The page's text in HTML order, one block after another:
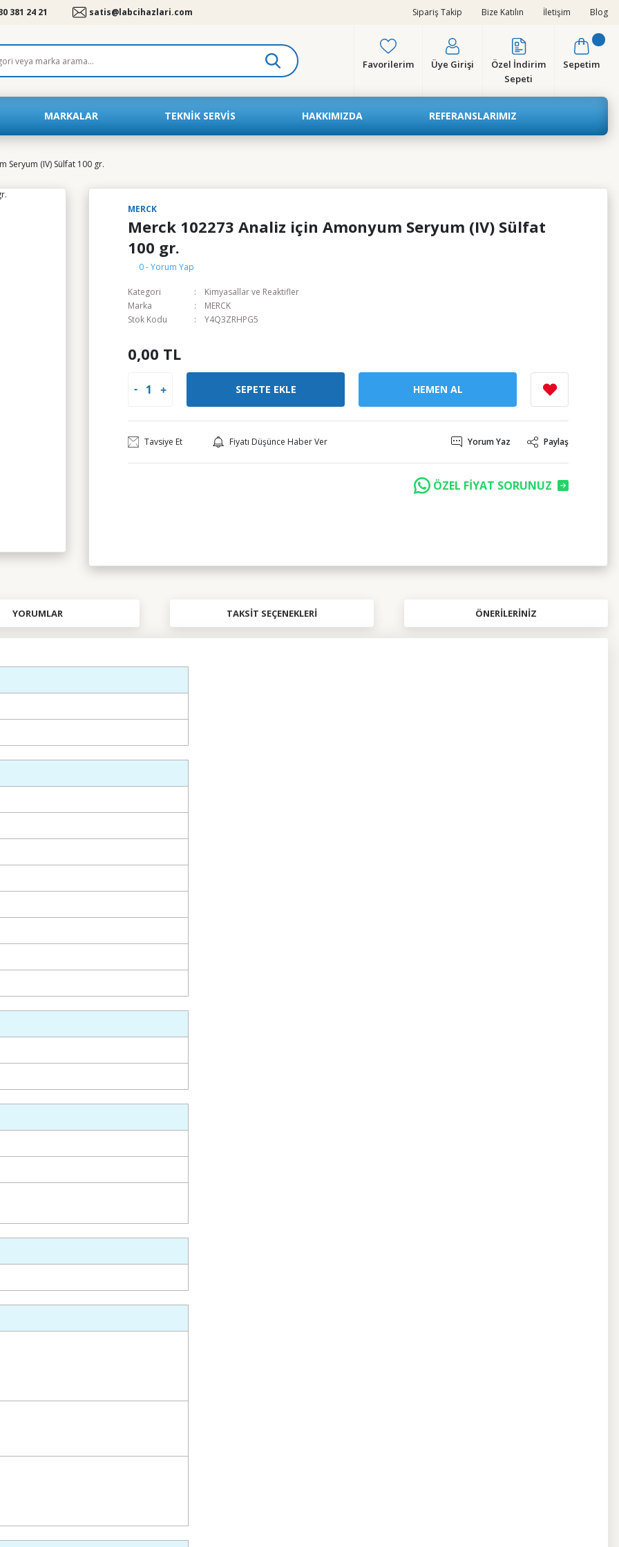
381 24 21 satis@labcihazlari.com Sipariş Takip Bize Katılın İletişim Blog
Favorilerim Üye Girişi
Özel İndirim
Sepeti
Sepetim
MARKALAR TEKNIK SERVIS HAKKIMIZDA REFERANSLARIMIZ
Seryum (IV) Sülfat 100 gr.
MERCK
Merck 102273 Analiz için Amonyum Seryum (IV) Sülfat
100 gr.
0 - Yorum Yap
Kategori
Kimyasallar ve Reaktifler
Marka
MERCK
Stok Kodu
Y4Q3ZRHPG5
0,00 TL
SEPETE EKLE HEMEN AL
Tavsiye Et Fiyatı Düşünce Haber Ver Yorum Yaz Paylaş
ÖZEL FİYAT SORUNUZ
YORUMLAR TAKSIT SEÇENEKLERI ÖNERILERINIZ